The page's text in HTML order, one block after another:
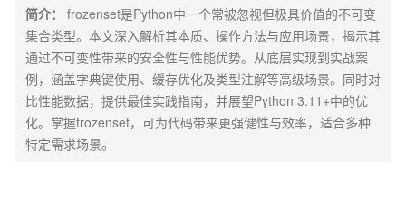
简介：
frozenset是Python中一个常被忽视但极具价值的不可变
集合类型。本文深入解析其本质、操作方法与应用场景，揭示其
通过不可变性带来的安全性与性能优势。从底层实现到实战案
例，涵盖字典键使用、缓存优化及类型注解等高级场景。同时对
比性能数据，提供最佳实践指南，并展望Python 3.11+中的优
化。掌握frozenset，可为代码带来更强健性与效率，适合多种
特定需求场景。